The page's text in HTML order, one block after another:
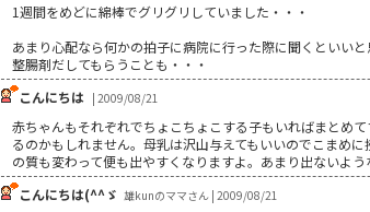
1週間をめどに綿棒でグリグリしていました・・・
あまり心配なら何かの拍子に病院に行った際に聞くといいと
整腸剤だしてもらうことも・・・
こんにちは | 2009/08/21
赤ちゃんもそれぞれでちょこちょこする子もいればまとめ
るのかもしれません。母乳は沢山与えてもいいのでこまめ
の質も変わって便も出やすくなりますよ。あまり出ないよう
こんにちは(^^ゞ 雄kunのママさん | 2009/08/21